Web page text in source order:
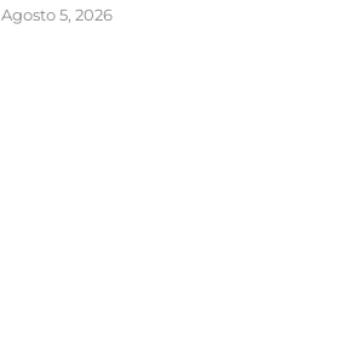
Agosto 5, 2026